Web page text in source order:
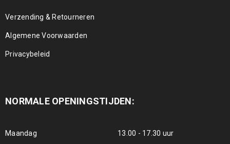
Verzending & Retourneren
Algemene Voorwaarden
Privacybeleid
NORMALE OPENINGSTIJDEN:
Maandag 13.00 - 17.30 uur